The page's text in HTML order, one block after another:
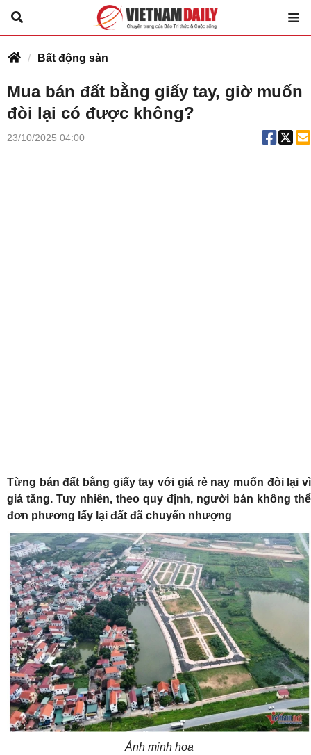
Bất động sản
Mua bán đất bằng giấy tay, giờ muốn
đòi lại có được không?
23/10/2025 04:00
Từng bán đất bằng giấy tay với giá rẻ nay muốn đòi lại vì
giá tăng. Tuy nhiên, theo quy định, người bán không thể
đơn phương lấy lại đất đã chuyển nhượng
Ảnh minh họa